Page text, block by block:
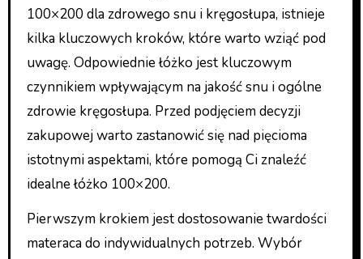
100×200 dla zdrowego snu i kręgosłupa, istnieje
kilka kluczowych kroków, które warto wziąć pod
uwagę. Odpowiednie łóżko jest kluczowym
czynnikiem wpływającym na jakość snu i ogólne
zdrowie kręgosłupa. Przed podjęciem decyzji
zakupowej warto zastanowić się nad pięcioma
istotnymi aspektami, które pomogą Ci znaleźć
idealne łóżko 100×200.
Pierwszym krokiem jest dostosowanie twardości
materaca do indywidualnych potrzeb. Wybór